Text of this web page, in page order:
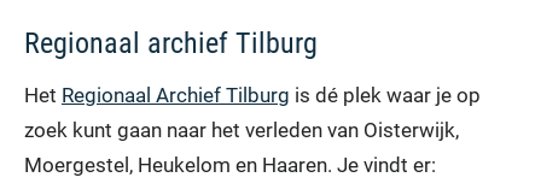
Regionaal archief Tilburg
Het Regionaal Archief Tilburg is dé plek waar je op
zoek kunt gaan naar het verleden van Oisterwijk,
Moergestel, Heukelom en Haaren. Je vindt er: